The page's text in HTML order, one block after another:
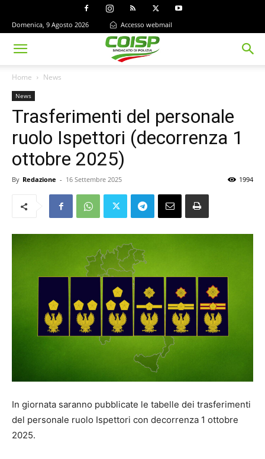
Domenica, 9 Agosto 2026 Accesso webmail
Home News
News
Trasferimenti del personale
ruolo Ispettori (decorrenza 1
ottobre 2025)
By Redazione - 16 Settembre 2025 1994
In giornata saranno pubblicate le tabelle dei trasferimenti
del personale ruolo Ispettori con decorrenza 1 ottobre
2025.